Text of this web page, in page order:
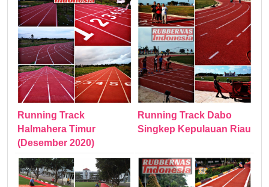
Running Track
Halmahera Timur
(Desember 2020)
Running Track Dabo
Singkep Kepulauan Riau